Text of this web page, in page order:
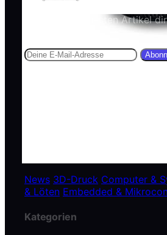
Erhalte die neuesten Artikel
News 3D-Druck Computer &
& Löten Embedded &
Kategorien